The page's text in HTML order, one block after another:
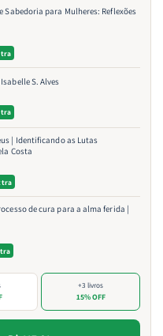
Sabedoria para Mulheres: Reflexões
S. Alves
| Identificando as Lutas
Costa
de cura para a alma ferida |
+3 livros
15% OFF